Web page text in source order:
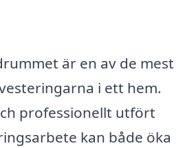
är en av de mest
i ett hem.
professionellt utfört
kan både öka